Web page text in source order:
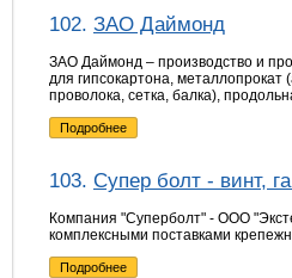
102. ЗАО Даймонд
ЗАО Даймонд – производство и
для гипсокартона, металлопрокат
проволока, сетка, балка),
Подробнее
103. Супер болт - винт,
Компания "Суперболт" - ООО
комплексными поставками
Подробнее